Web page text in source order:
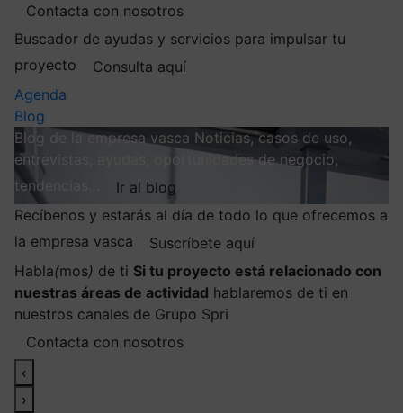
Contacta con nosotros
Buscador de ayudas y servicios para impulsar tu
proyecto
Consulta aquí
Agenda
Blog
Blog de la empresa vasca Noticias, casos de uso,
entrevistas, ayudas, oportunidades de negocio,
tendencias…
Ir al blog
Recíbenos y estarás al día de todo lo que ofrecemos a
la empresa vasca
Suscríbete aquí
Habla(mos) de ti Si tu proyecto está relacionado con
nuestras áreas de actividad hablaremos de ti en
nuestros canales de Grupo Spri
Contacta con nosotros
‹
›